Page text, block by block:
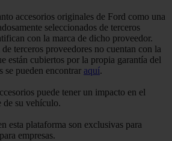
accesorios originales de Ford como una
seleccionados de terceros
con la marca de dicho proveedor.
terceros proveedores no cuentan con la
están cubiertos por la propia garantía del
se pueden encontrar aquí.
puede tener un impacto en el
de su vehículo.
esta plataforma son exclusivas para
empresas.